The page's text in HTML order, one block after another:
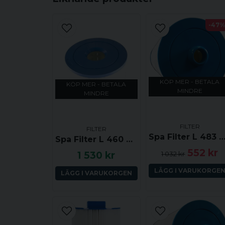
KÖP MER - BETALA
MINDRE
FILTER
Spa Filter L 460 mm; YD 214 mm; SC707 (Darlly)
1 530 kr
LÄGG I VARUKORGEN
KÖP MER - BETALA
MINDRE
FILTER
Spa Filter L 483 mm; YD 214 mm; SC708 (Darlly)
1 032 kr 552 kr
LÄGG I VARUKORGEN
-47%